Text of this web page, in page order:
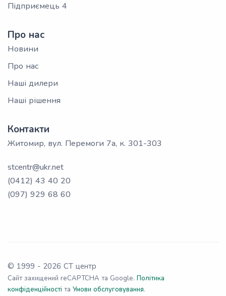
Підприємець 4
Про нас
Новини
Про нас
Наші дилери
Наші рішення
Контакти
Житомир, вул. Перемоги 7а, к. 301-303
stcentr@ukr.net
(0412) 43 40 20
(097) 929 68 60
© 1999 - 2026 СТ центр
Сайт захищений reCAPTCHA та Google. Політика
конфіденційності та Умови обслуговування.